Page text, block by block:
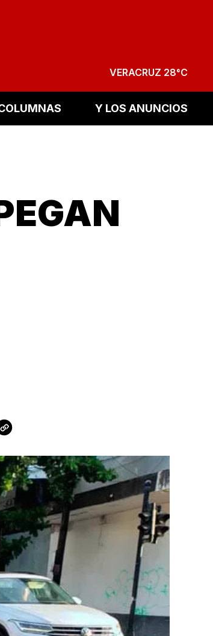
VERACRUZ 28°C
Y LOS ANUNCIOS